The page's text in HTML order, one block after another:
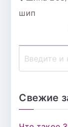
по
шип
Свежие